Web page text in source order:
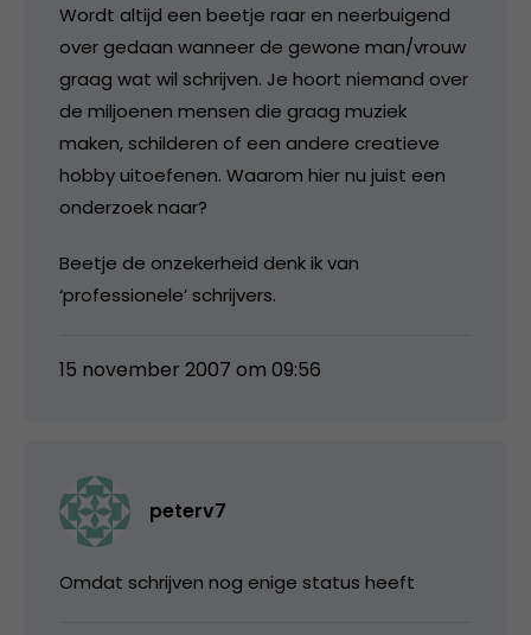
Wordt altijd een beetje raar en neerbuigend
over gedaan wanneer de gewone man/vrouw
graag wat wil schrijven. Je hoort niemand over
de miljoenen mensen die graag muziek
maken, schilderen of een andere creatieve
hobby uitoefenen. Waarom hier nu juist een
onderzoek naar?
Beetje de onzekerheid denk ik van
‘professionele’ schrijvers.
15 november 2007 om 09:56
peterv7
Omdat schrijven nog enige status heeft